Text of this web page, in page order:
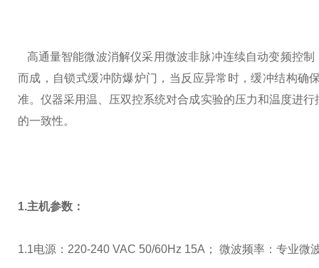
高通量智能微波消解仪采用微波非脉冲连续自动变频控
而成，自锁式缓冲防爆炉门，当反应异常时，缓冲结构确
准。仪器采用温、压双控系统对合成实验的压力和温度进
的一致性。
1.主机参数：
1.1电源：220-240 VAC 50/60Hz 15A； 微波频率：专业微